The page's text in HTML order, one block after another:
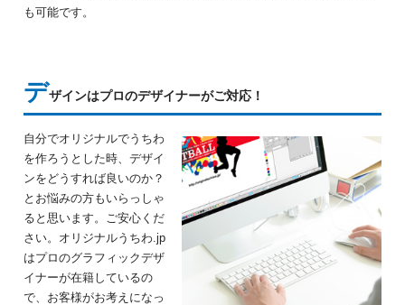
も可能です。
デザインはプロのデザイナーがご対応！
自分でオリジナルでうちわ
を作ろうとした時、デザイ
ンをどうすれば良いのか？
とお悩みの方もいらっしゃ
ると思います。
ご安心くだ
さい。 オリジナルうちわ.jp
はプロのグラフィックデザ
イナーが在籍しているの
で、 お客様がお考えになっ